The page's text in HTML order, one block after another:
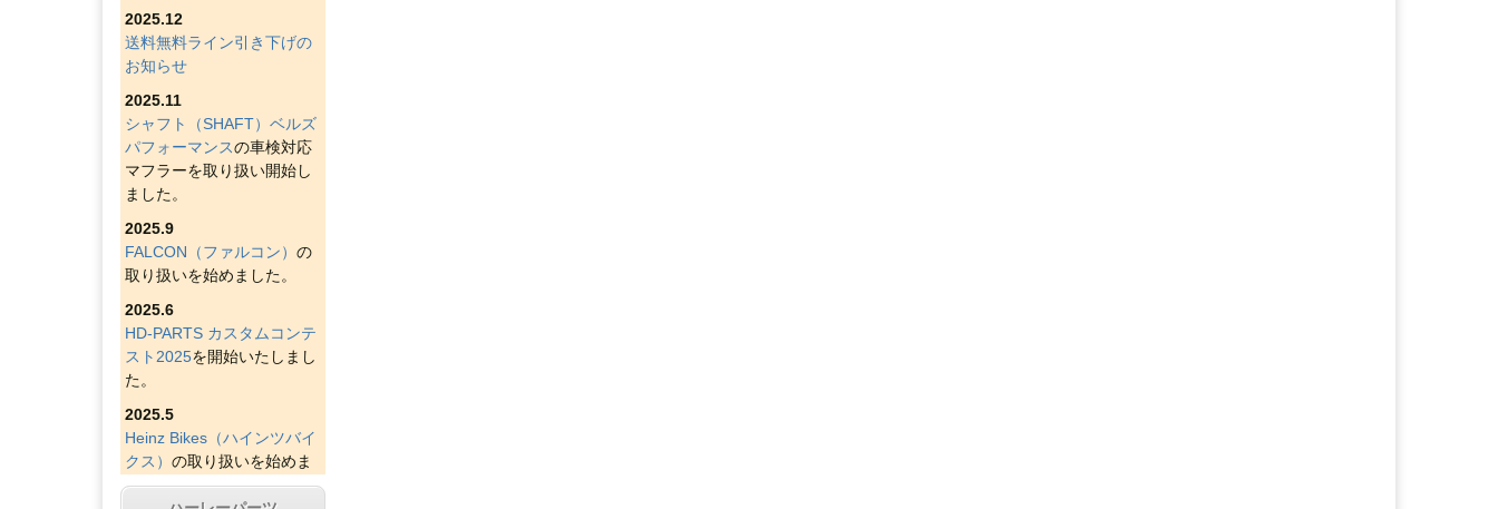
2025.12
送料無料ライン引き下げの
お知らせ
2025.11
シャフト（SHAFT）ベルズ
パフォーマンスの車検対応
マフラーを取り扱い開始し
ました。
2025.9
FALCON（ファルコン） の
取り扱いを始めました。
2025.6
HD-PARTS カスタムコンテ
スト2025を開始いたしまし
た。
2025.5
Heinz Bikes（ハインツバイ
クス） の取り扱いを始めま
した。